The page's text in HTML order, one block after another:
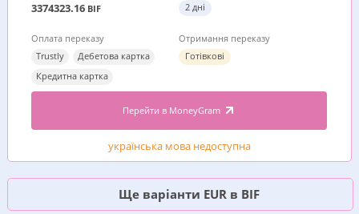
3374323.16 BIF
2 дні
Оплата переказу
Trustly
Дебетова картка
Кредитна картка
Отримання переказу
Готівкові
Перейти в MoneyGram
українська мова недоступна
Ще варіанти EUR в BIF